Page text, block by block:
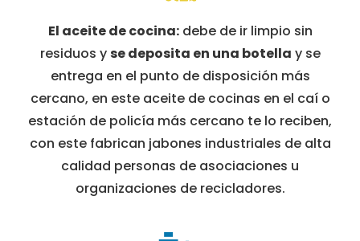
El aceite de cocina:debe de ir limpio sin
residuos yse deposita en una botella y se
entrega en el punto de disposición más
cercano, en este aceite de cocinas en el caí o
estación de policía más cercano te lo reciben,
con este fabrican jabones industriales de alta
calidad personas de asociaciones u
organizaciones de recicladores.